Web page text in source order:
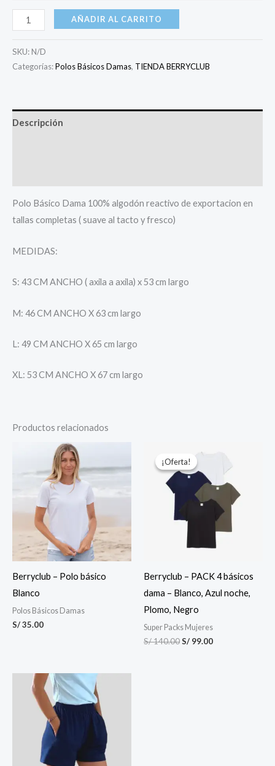
AÑADIR AL CARRITO
SKU: N/D
Categorías:Polos Básicos Damas, TIENDA BERRYCLUB
Descripción
Polo Básico Dama 100% algodón reactivo de exportacion en
tallas completas ( suave al tacto y fresco)
MEDIDAS:
S: 43 CM ANCHO ( axila a axila) x 53 cm largo
M: 46 CM ANCHO X 63 cm largo
L: 49 CM ANCHO X 65 cm largo
XL: 53 CM ANCHO X 67 cm largo
Productos relacionados
Berryclub – Polo básico
Blanco
Polos Básicos Damas
S/35.00
¡Oferta!
¡Oferta!
Berryclub – PACK 4 básicos
dama – Blanco, Azul noche,
Plomo, Negro
Super Packs Mujeres
S/140.00
precio
original
era:
S/ 140.00.
S/ 99.00
actual
S/ 99.00.